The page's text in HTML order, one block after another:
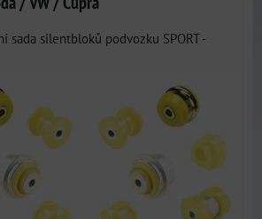
sada silentbloků podvozku SPORT -